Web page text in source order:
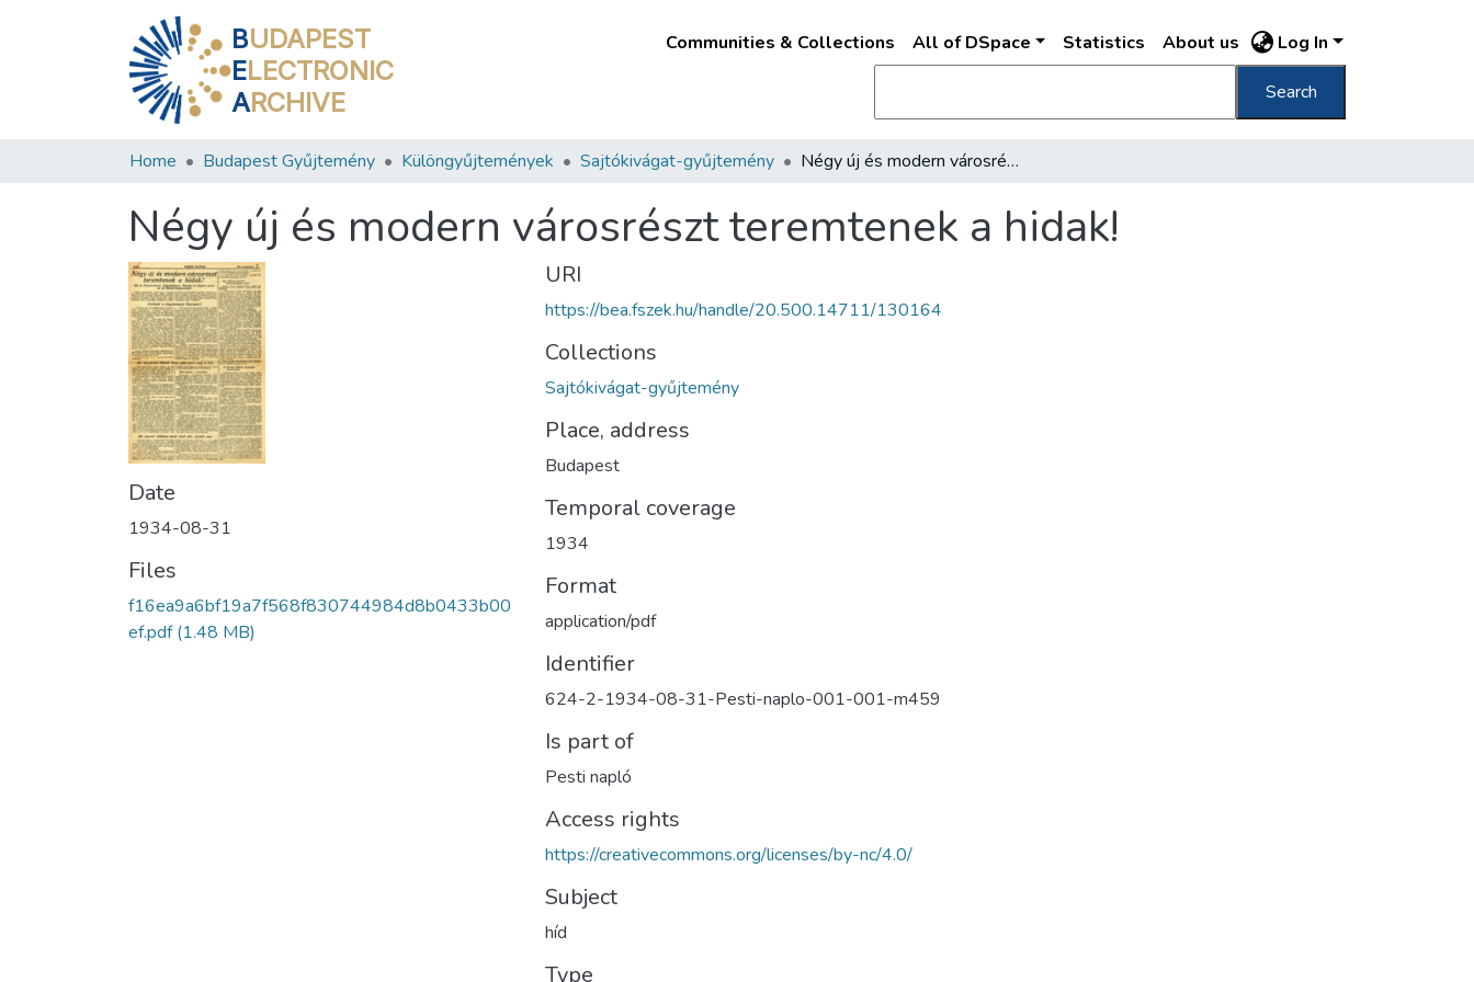
BUDAPEST
ELECTRONIC
ARCHIVE
Communities & Collections All of DSpace Statistics About us Log In
Search
Home Budapest Gyűjtemény Különgyűjtemények Sajtókivágat-gyűjtemény Négy új és modern városrészt teremtenek a hidak!
Négy új és modern városrészt teremtenek a hidak!
Date
1934-08-31
Files
f16ea9a6bf19a7f568f830744984d8b0433b00
ef.pdf(1.48 MB)
URI
https://bea.fszek.hu/handle/20.500.14711/130164
Collections
Sajtókivágat-gyűjtemény
Place, address
Budapest
Temporal coverage
1934
Format
application/pdf
Identifier
624-2-1934-08-31-Pesti-naplo-001-001-m459
Is part of
Pesti napló
Access rights
https://creativecommons.org/licenses/by-nc/4.0/
Subject
híd
Type